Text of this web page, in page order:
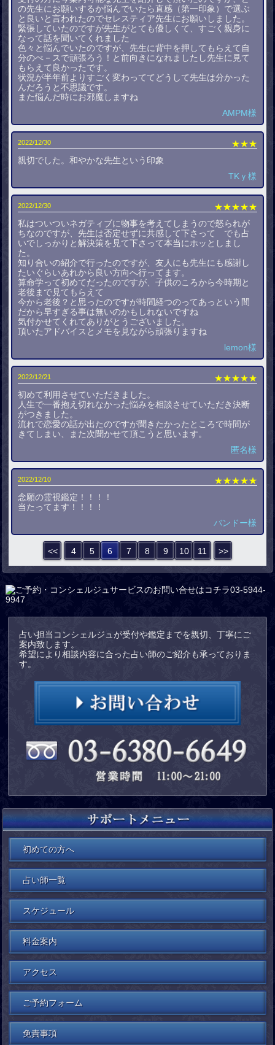
の先生にお願いするか悩んでいたら直感（第一印象）で選ぶ
と良いと言われたのでセレスティア先生にお願いしました。
緊張していたのですが先生がとても優しくて、すごく親身に
なって話を聞いてくれました
色々と悩んでいたのですが、先生に背中を押してもらえて自
分のぺ－スで頑張ろう！と前向きになれましたし先生に見て
もらえて良かったです。
状況が半年前よりすごく変わっててどうして先生は分かった
んだろうと不思議です。
また悩んだ時にお邪魔しますね
AMPM様
2022/12/30
★★★
親切でした。和やかな先生という印象
TKｙ様
2022/12/30
★★★★★
私はついついネガティブに物事を考えてしまうので怒られが
ちなのですが、先生は否定せずに共感して下さって でも占
いでしっかりと解決策を見て下さって本当にホッとしまし
た。
知り合いの紹介で行ったのですが、友人にも先生にも感謝し
たいぐらいあれから良い方向へ行ってます。
算命学って初めてだったのですが、子供のころから今時期と
老後まで見てもらえて
今から老後？と思ったのですが時間経つのってあっという間
だから早すぎる事は無いのかもしれないですね
気付かせてくれてありがとうございました。
頂いたアドバイスとメモを見ながら頑張りますね
lemon様
2022/12/21
★★★★★
初めて利用させていただきました。
人生で一番抱え切れなかった悩みを相談させていただき決断
がつきました。
流れで恋愛の話が出たのですが聞きたかったところで時間が
きてしまい、また次聞かせて頂こうと思います。
匿名様
2022/12/10
★★★★★
念願の霊視鑑定！！！！
当たってます！！！！
バンドー様
<< 4 5 6 7 8 9 10 11 >>
占い担当コンシェルジュが受付や鑑定までを親切、丁寧にご
案内致します。
希望により相談内容に合った占い師のご紹介も承っておりま
す。
初めての方へ
占い師一覧
スケジュール
料金案内
アクセス
ご予約フォーム
免責事項